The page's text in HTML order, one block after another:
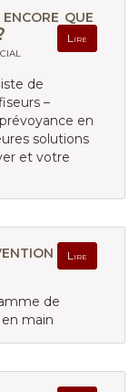
que
Lire
de
–
en
solutions
et votre
Lire
de
main